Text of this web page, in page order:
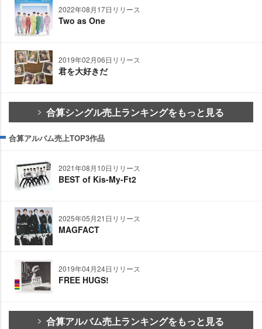
2022年08月17日リリース
Two as One
2019年02月06日リリース
君を大好きだ
合算シングル売上ランキングをもっと見る
合算アルバム売上TOP3作品
2021年08月10日リリース
BEST of Kis-My-Ft2
2025年05月21日リリース
MAGFACT
2019年04月24日リリース
FREE HUGS!
合算アルバム売上ランキングをもっと見る